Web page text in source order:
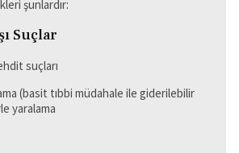
şunlardır:
Suçlar
suçları
(basit tıbbi müdahale ile giderilebilir
yaralama